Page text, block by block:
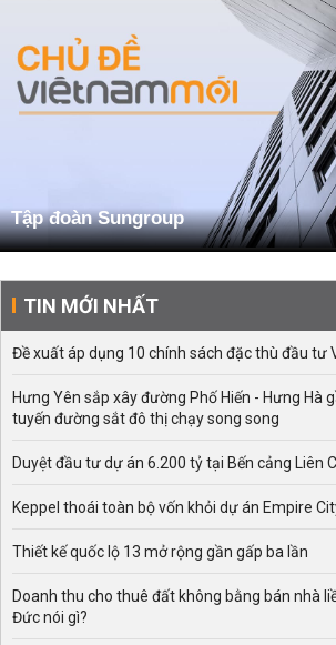
Tập đoàn Sungroup
TIN MỚI NHẤT
Đề xuất áp dụng 10 chính sách đặc thù đầu tư
Hưng Yên sắp xây đường Phố Hiến - Hưng Hà
tuyến đường sắt đô thị chạy song song
Duyệt đầu tư dự án 6.200 tỷ tại Bến cảng Liên
Keppel thoái toàn bộ vốn khỏi dự án Empire
Thiết kế quốc lộ 13 mở rộng gần gấp ba lần
Doanh thu cho thuê đất không bằng bán nhà
Đức nói gì?